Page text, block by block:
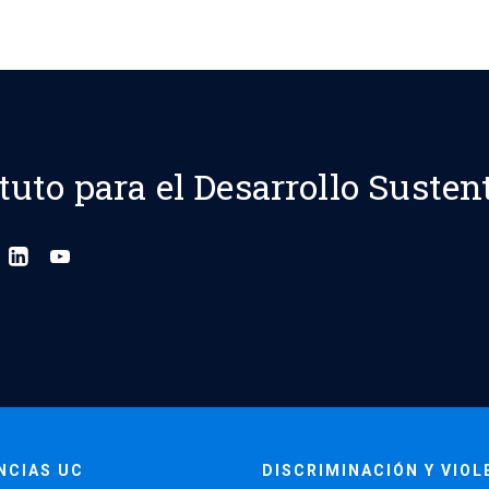
para el Desarrollo
UC DISCRIMINACIÓN Y